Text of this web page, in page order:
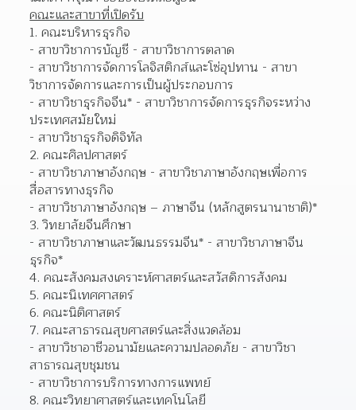
คณะและสาขาที่เปิดรับ
1. คณะบริหารธุรกิจ
- สาขาวิชาการบัญชี - สาขาวิชาการตลาด
- สาขาวิชาการจัดการโลจิสติกส์และโซ่อุปทาน - สาขา
วิชาการจัดการและการเป็นผู้ประกอบการ
- สาขาวิชาธุรกิจจีน* - สาขาวิชาการจัดการธุรกิจระหว่าง
ประเทศสมัยใหม่
- สาขาวิชาธุรกิจดิจิทัล
2. คณะศิลปศาสตร์
- สาขาวิชาภาษาอังกฤษ - สาขาวิชาภาษาอังกฤษเพื่อการ
สื่อสารทางธุรกิจ
- สาขาวิชาภาษาอังกฤษ – ภาษาจีน (หลักสูตรนานาชาติ)*
3. วิทยาลัยจีนศึกษา
- สาขาวิชาภาษาและวัฒนธรรมจีน* - สาขาวิชาภาษาจีน
ธุรกิจ*
4. คณะสังคมสงเคราะห์ศาสตร์และสวัสดิการสังคม
5. คณะนิเทศศาสตร์
6. คณะนิติศาสตร์
7. คณะสาธารณสุขศาสตร์และสิ่งแวดล้อม
- สาขาวิชาอาชีวอนามัยและความปลอดภัย - สาขาวิชา
สาธารณสุขชุมชน
- สาขาวิชาการบริการทางการแพทย์
8. คณะวิทยาศาสตร์และเทคโนโลยี